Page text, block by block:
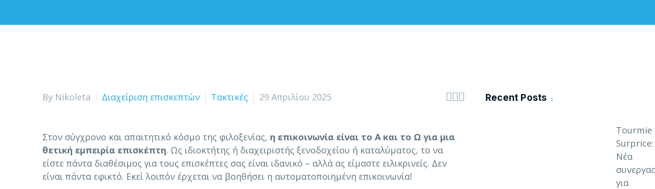

By Nikoleta Διαχείριση επισκεπτών Τακτικές 29 Απριλίου 2025
Στον σύγχρονο και απαιτητικό κόσμο της φιλοξενίας, η επικοινωνία είναι το Α και το Ω για μια
θετική εμπειρία επισκέπτη. Ως ιδιοκτήτης ή διαχειριστής ξενοδοχείου ή καταλύματος, το να
είστε πάντα διαθέσιμος για τους επισκέπτες σας είναι ιδανικό – αλλά ας είμαστε ειλικρινείς. Δεν
είναι πάντα εφικτό. Εκεί λοιπόν έρχεται να βοηθήσει η αυτοματοποιημένη επικοινωνία!
Recent Posts
Tourmie
Surprice:
Νέα
για